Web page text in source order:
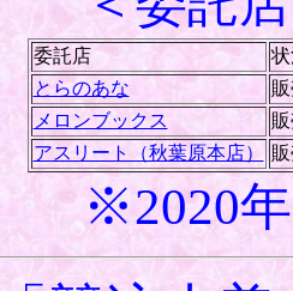
委託店
とらのあな
メロンブックス
アスリート（秋葉原本店）
※2020